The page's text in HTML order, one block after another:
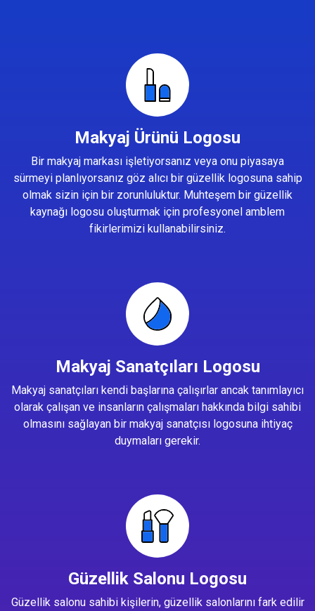
Makyaj Ürünü Logosu
Bir makyaj markası işletiyorsanız veya onu piyasaya
sürmeyi planlıyorsanız göz alıcı bir güzellik logosuna sahip
olmak sizin için bir zorunluluktur. Muhteşem bir güzellik
kaynağı logosu oluşturmak için profesyonel amblem
fikirlerimizi kullanabilirsiniz.
Makyaj Sanatçıları Logosu
Makyaj sanatçıları kendi başlarına çalışırlar ancak tanımlayıcı
olarak çalışan ve insanların çalışmaları hakkında bilgi sahibi
olmasını sağlayan bir makyaj sanatçısı logosuna ihtiyaç
duymaları gerekir.
Güzellik Salonu Logosu
Güzellik salonu sahibi kişilerin, güzellik salonlarını fark edilir